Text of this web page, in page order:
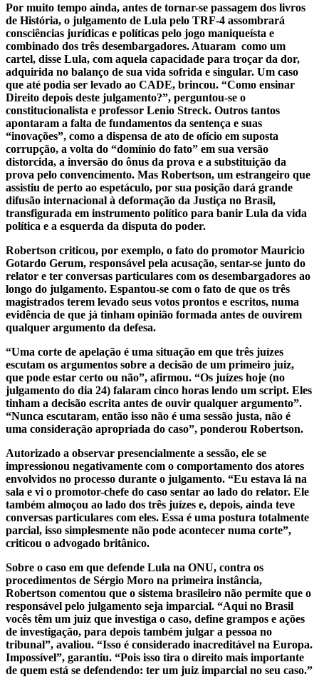
Por muito tempo ainda, antes de tornar-se passagem dos livros
de História, o julgamento de Lula pelo TRF-4 assombrará
consciências jurídicas e políticas pelo jogo maniqueísta e
combinado dos três desembargadores. Atuaram como um
cartel, disse Lula, com aquela capacidade para troçar da dor,
adquirida no balanço de sua vida sofrida e singular. Um caso
que até podia ser levado ao CADE, brincou. “Como ensinar
Direito depois deste julgamento?”, perguntou-se o
constitucionalista e professor Lenio Streck. Outros tantos
apontaram a falta de fundamentos da sentença e suas
“inovações”, como a dispensa de ato de ofício em suposta
corrupção, a volta do “domínio do fato” em sua versão
distorcida, a inversão do ônus da prova e a substituição da
prova pelo convencimento. Mas Robertson, um estrangeiro que
assistiu de perto ao espetáculo, por sua posição dará grande
difusão internacional à deformação da Justiça no Brasil,
transfigurada em instrumento político para banir Lula da vida
política e a esquerda da disputa do poder.
Robertson criticou, por exemplo, o fato do promotor Mauricio
Gotardo Gerum, responsável pela acusação, sentar-se junto do
relator e ter conversas particulares com os desembargadores ao
longo do julgamento. Espantou-se com o fato de que os três
magistrados terem levado seus votos prontos e escritos, numa
evidência de que já tinham opinião formada antes de ouvirem
qualquer argumento da defesa.
“Uma corte de apelação é uma situação em que três juízes
escutam os argumentos sobre a decisão de um primeiro juiz,
que pode estar certo ou não”, afirmou. “Os juízes hoje (no
julgamento do dia 24) falaram cinco horas lendo um script. Eles
tinham a decisão escrita antes de ouvir qualquer argumento”.
“Nunca escutaram, então isso não é uma sessão justa, não é
uma consideração apropriada do caso”, ponderou Robertson.
Autorizado a observar presencialmente a sessão, ele se
impressionou negativamente com o comportamento dos atores
envolvidos no processo durante o julgamento. “Eu estava lá na
sala e vi o promotor-chefe do caso sentar ao lado do relator. Ele
também almoçou ao lado dos três juízes e, depois, ainda teve
conversas particulares com eles. Essa é uma postura totalmente
parcial, isso simplesmente não pode acontecer numa corte”,
criticou o advogado britânico.
Sobre o caso em que defende Lula na ONU, contra os
procedimentos de Sérgio Moro na primeira instância,
Robertson comentou que o sistema brasileiro não permite que o
responsável pelo julgamento seja imparcial. “Aqui no Brasil
vocês têm um juiz que investiga o caso, define grampos e ações
de investigação, para depois também julgar a pessoa no
tribunal”, avaliou. “Isso é considerado inacreditável na Europa.
Impossível”, garantiu. “Pois isso tira o direito mais importante
de quem está se defendendo: ter um juiz imparcial no seu caso.”